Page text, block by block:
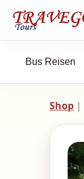
Bus Reisen
Shop |